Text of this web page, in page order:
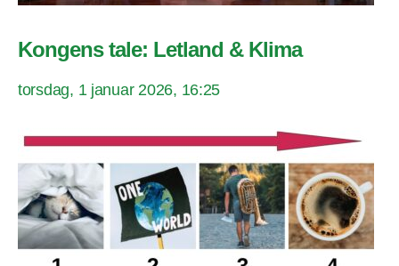
Kongens tale: Letland & Klima
torsdag, 1 januar 2026, 16:25